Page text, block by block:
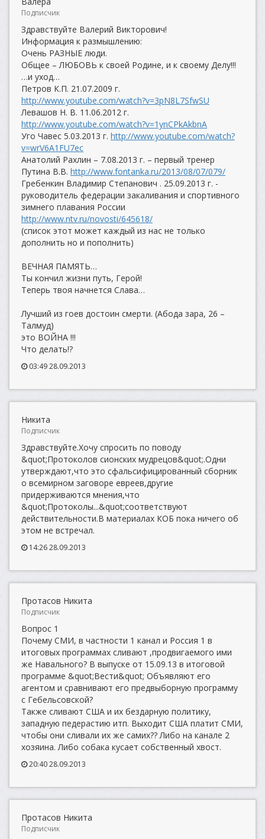
Подписчик
Здравствуйте Валерий Викторович!
Информация к размышлению:
Очень РАЗНЫЕ люди.
Общее – ЛЮБОВЬ к своей Родине, и к своему Делу!!!
…и уход…
Петров К.П. 21.07.2009 г.
http://www.youtube.com/watch?v=3pN8L7SfwSU
Левашов Н. В. 11.06.2012 г.
http://www.youtube.com/watch?v=1ynCPkAkbnA
Уго Чавес 5.03.2013 г. http://www.youtube.com/watch?
v=wrV6A1FU7ec
Анатолий Рахлин – 7.08.2013 г. – первый тренер
Путина В.В. http://www.fontanka.ru/2013/08/07/079/
Гребенкин Владимир Степанович . 25.09.2013 г. -
руководитель федерации закаливания и спортивного
зимнего плавания России
http://www.ntv.ru/novosti/645618/
(список этот может каждый из нас не только
дополнить но и пополнить)
ВЕЧНАЯ ПАМЯТЬ…
Ты кончил жизни путь, Герой!
Теперь твоя начнется Слава…
Лучший из гоев достоин смерти. (Абода зара, 26 –
Талмуд)
это ВОЙНА !!!
Что делать!?
03:49 28.09.2013
Никита
Подписчик
Здравствуйте.Хочу спросить по поводу
&quot;Протоколов сионских мудрецов&quot;.Одни
утверждают,что это сфальсифицированный сборник
о всемирном заговоре евреев,другие
придерживаются мнения,что
&quot;Протоколы...&quot;соответствуют
действительности.В материалах КОБ пока ничего об
этом не встречал.
14:26 28.09.2013
Протасов Никита
Подписчик
Вопрос 1
Почему СМИ, в частности 1 канал и Россия 1 в
итоговых программах сливают ,продвигаемого ими
же Навального? В выпуске от 15.09.13 в итоговой
программе &quot;Вести&quot; Объявляют его
агентом и сравнивают его предвыборную программу
с Гебельсовской?
Также сливают США и их бездарную политику,
западную педерастию итп. Выходит США платит СМИ,
чтобы они сливали их же самих?? Либо на канале 2
хозяина. Либо собака кусает собственный хвост.
20:40 28.09.2013
Протасов Никита
Подписчик